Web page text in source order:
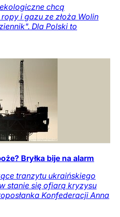
chcą
i gazu ze złoża Wolin
Dla Polski to
Bryłka bije na alarm
tranzytu ukraińskiego
stanie się ofiarą kryzysu
Konfederacji Anna